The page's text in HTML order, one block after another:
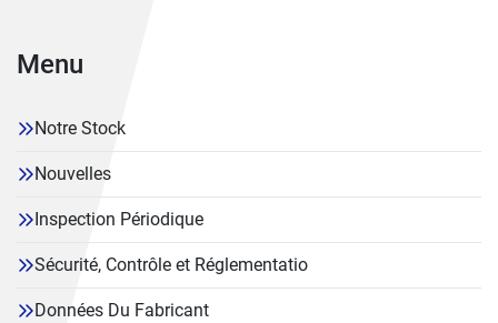
Menu
Notre Stock
Nouvelles
Inspection Périodique
Sécurité, Contrôle et Réglementatio
Données Du Fabricant